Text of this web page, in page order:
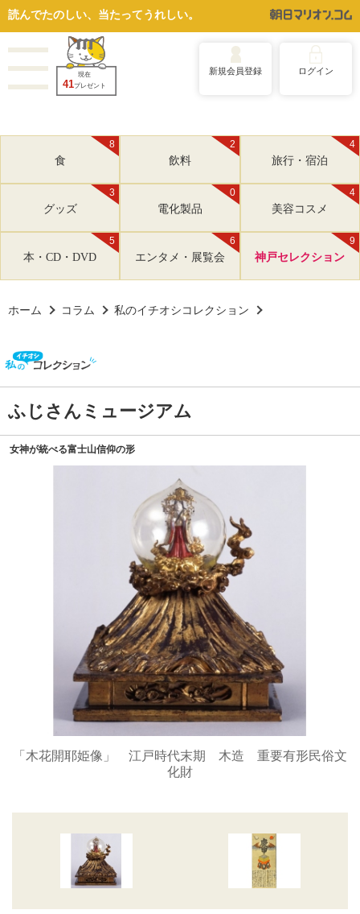
読んでたのしい、当たってうれしい。
現在
41プレゼント
新規会員登録 ログイン
8
食
2
飲料
4
旅行・宿泊
3
グッズ
0
電化製品
4
美容コスメ
5
本・CD・DVD
6
エンタメ・展覧会
9
神戸セレクション
ホーム コラム 私のイチオシコレクション
ふじさんミュージアム
女神が統べる富士山信仰の形
「木花開耶姫像」 江戸時代末期 木造 重要有形民俗文
化財